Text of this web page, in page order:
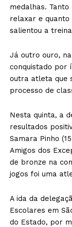
medalhas.
relaxar e quanto
salientou a
Já outro ouro,
conquistado por
outra atleta que
processo de
Nesta quinta, a
resultados
Samara Pinho
Amigos dos
de bronze na
jogos foi uma
A ida da
Escolares em
do Estado, por